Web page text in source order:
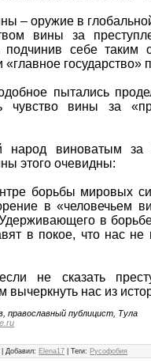
– оружие в
вины за
подчинив себе
«главное
пытались
чувство вины за
народ виноватым
этого очевидны:
борьбы мировых
в «человечьем
в
в покое, что нас
не сказать
вычеркнуть нас из
православный публицист, Тула
|Добавил: Elena17 |Теги: Русофобия